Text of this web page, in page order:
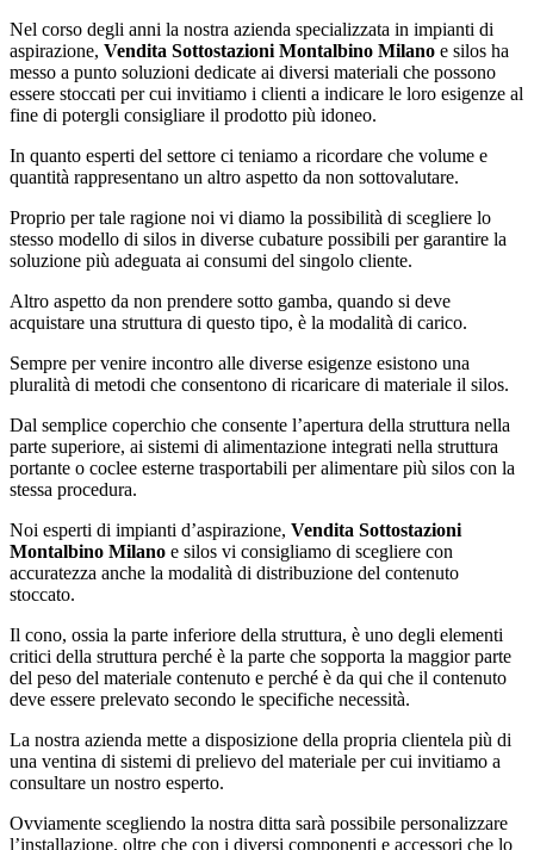
Nel corso degli anni la nostra azienda specializzata in impianti di
aspirazione, Vendita Sottostazioni Montalbino Milano e silos ha
messo a punto soluzioni dedicate ai diversi materiali che possono
essere stoccati per cui invitiamo i clienti a indicare le loro esigenze al
fine di potergli consigliare il prodotto più idoneo.
In quanto esperti del settore ci teniamo a ricordare che volume e
quantità rappresentano un altro aspetto da non sottovalutare.
Proprio per tale ragione noi vi diamo la possibilità di scegliere lo
stesso modello di silos in diverse cubature possibili per garantire la
soluzione più adeguata ai consumi del singolo cliente.
Altro aspetto da non prendere sotto gamba, quando si deve
acquistare una struttura di questo tipo, è la modalità di carico.
Sempre per venire incontro alle diverse esigenze esistono una
pluralità di metodi che consentono di ricaricare di materiale il silos.
Dal semplice coperchio che consente l’apertura della struttura nella
parte superiore, ai sistemi di alimentazione integrati nella struttura
portante o coclee esterne trasportabili per alimentare più silos con la
stessa procedura.
Noi esperti di impianti d’aspirazione, Vendita Sottostazioni
Montalbino Milano e silos vi consigliamo di scegliere con
accuratezza anche la modalità di distribuzione del contenuto
stoccato.
Il cono, ossia la parte inferiore della struttura, è uno degli elementi
critici della struttura perché è la parte che sopporta la maggior parte
del peso del materiale contenuto e perché è da qui che il contenuto
deve essere prelevato secondo le specifiche necessità.
La nostra azienda mette a disposizione della propria clientela più di
una ventina di sistemi di prelievo del materiale per cui invitiamo a
consultare un nostro esperto.
Ovviamente scegliendo la nostra ditta sarà possibile personalizzare
l’installazione, oltre che con i diversi componenti e accessori che lo